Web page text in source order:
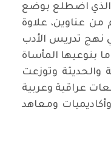
الذي اضطلع بوضع
من عناوين، علاوة
تدريس الأدب
بنوعيها المأساة
والحديثة وتوزعت
عراقية وعربية
ومعاهد